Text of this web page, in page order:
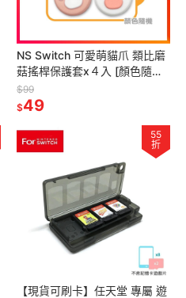
NS Switch 可愛萌貓爪 類比磨
菇搖桿保護套x４入 [顏色隨機]
【現貨】
$99
$49
55
折
【現貨可刷卡】任天堂 專屬 遊